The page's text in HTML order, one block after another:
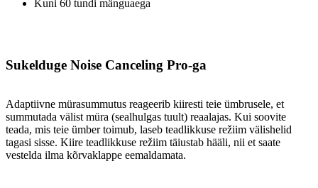
Kuni 60 tundi mänguaega
Sukelduge Noise Canceling Pro-ga
Adaptiivne mürasummutus reageerib kiiresti teie ümbrusele, et
summutada välist müra (sealhulgas tuult) reaalajas. Kui soovite
teada, mis teie ümber toimub, laseb teadlikkuse režiim välishelid
tagasi sisse. Kiire teadlikkuse režiim täiustab hääli, nii et saate
vestelda ilma kõrvaklappe eemaldamata.